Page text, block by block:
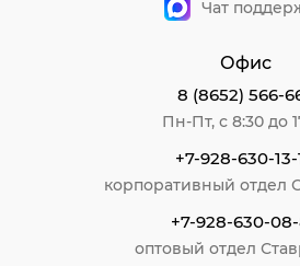
Интерактивные глобусы с
направит камеру смартфона на
интересные факты о выбранной
Купить в подарок оптом и в
настольный с подсветкой по
доставка или самовывоз.
Чат
Офис
8 (8652) 566-
Пн-Пт, с 8:30 до
+7-928-630-13-
корпоративный отдел
+7-928-630-
оптовый отдел